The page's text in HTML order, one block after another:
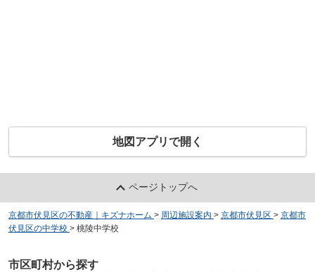
地図アプリで開く
ページトップへ
京都市伏見区の不動産｜キズナホーム > 周辺施設案内 > 京都市伏見区 > 京都市
伏見区の中学校 > 桃陵中学校
市区町村から探す